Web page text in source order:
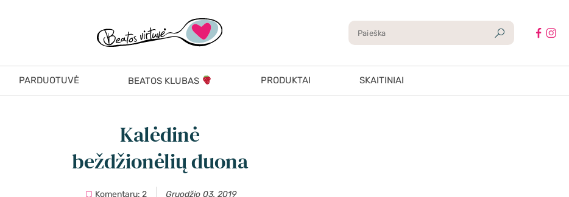
PARDUOTUVĖ BEATOS KLUBAS PRODUKTAI SKAITINIAI
Kalėdinė
beždžionėlių duona
Komentarų: 2 Gruodžio 03. 2019